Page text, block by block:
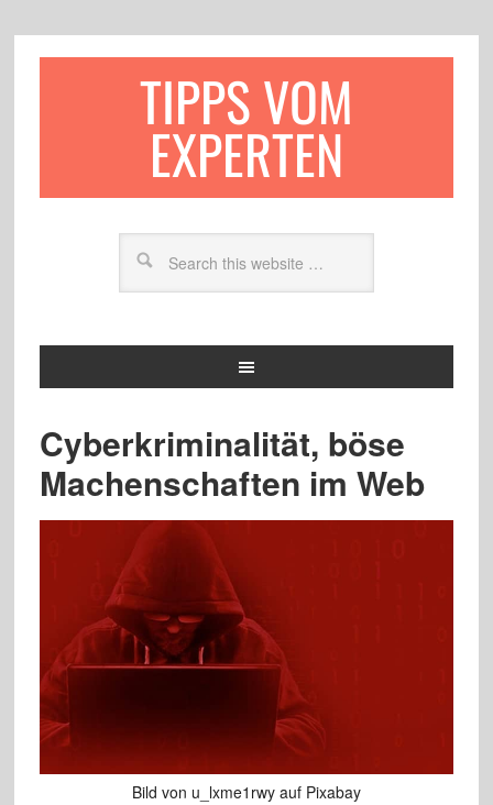
TIPPS VOM
EXPERTEN
Cyberkriminalität, böse
Machenschaften im Web
Bild von u_lxme1rwy auf Pixabay